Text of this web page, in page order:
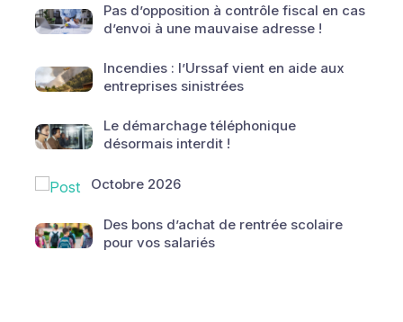
Pas d’opposition à contrôle fiscal en cas
d’envoi à une mauvaise adresse !
Incendies : l’Urssaf vient en aide aux
entreprises sinistrées
Le démarchage téléphonique
désormais interdit !
Octobre 2026
Des bons d’achat de rentrée scolaire
pour vos salariés